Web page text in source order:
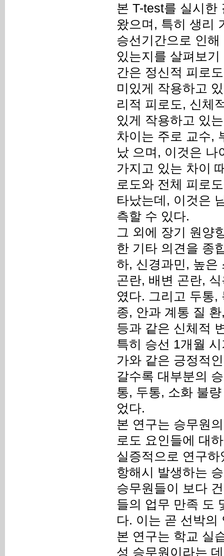
본 T-test를 실시한
왔으며, 특히 생리
승선기간으로 인
있는지를 살펴보
간은 정신적 피로
미있게 작용하고
리적 피로도, 신체
있게 작용하고 있
차이는 주로 교수,
났 으며, 이것은 나
가지고 있는 차이
로도와 전체 피로
타났는데, 이것은
측할 수 있다.
그 외에 장기 원양
한 기타 의견을 종
하, 신경과민, 높은
곤란, 배변 곤란,
였다. 그리고 두통,
종, 안과 계통 질
등과 같은 신체적
특히 승선 1개월
가와 같은 긍정적
갈수록 대부분의
통, 두통, 소화 불
었다.
본 연구는 승무원
로도 요인들에 대
실증적으로 연구
항해시 발생하는
승무원들이 보다
들의 업무 만족 도
다. 이는 곧 선박의
본 연구는 학교 실
성 승무원이라는